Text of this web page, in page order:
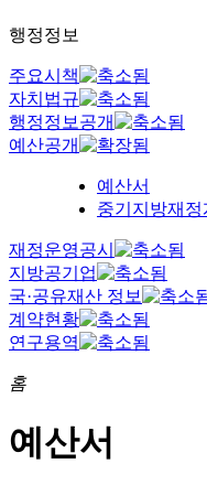
행정정보
주요시책
자치법규
행정정보공개
예산공개
예산서
중기지방재정
재정운영공시
지방공기업
국·공유재산 정보
계약현황
연구용역
홈
예산서